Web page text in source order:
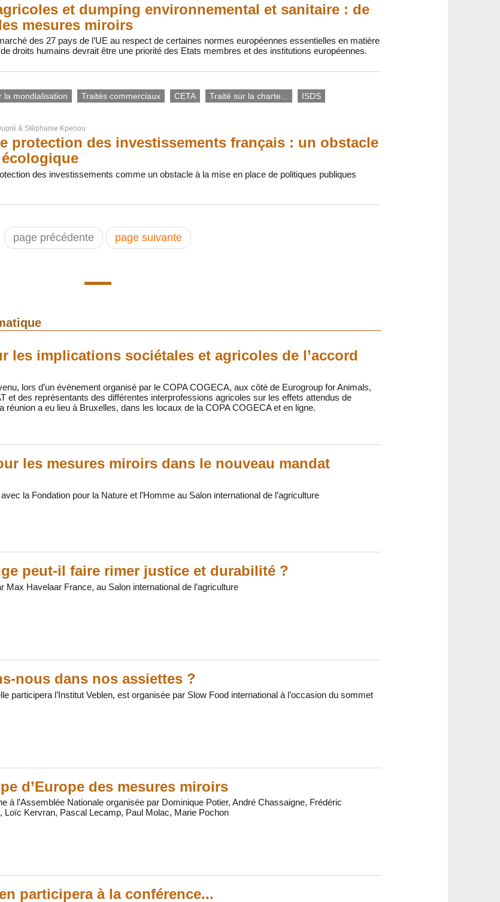
et dumping environnemental et sanitaire : de
mesures miroirs
des 27 pays de l’UE au respect de certaines normes européennes essentielles en matière
droits humains devrait être une priorité des Etats membres et des institutions européennes.
la mondialisation Traités commerciaux CETA Traité sur la charte...
ISDS
& Stéphanie Kpenou
protection des investissements français : un obstacle
des investissements comme un obstacle à la mise en place de politiques publiques
page précédente page suivante
les implications sociétales et agricoles de l’accord
lors d’un évènement organisé par le COPA COGECA, aux côté de Eurogroup for Animals,
et des représentants des différentes interprofessions agricoles sur les effets attendus de
réunion a eu lieu à Bruxelles, dans les locaux de la COPA COGECA et en ligne.
les mesures miroirs dans le nouveau mandat
la Fondation pour la Nature et l’Homme au Salon international de l’agriculture
peut-il faire rimer justice et durabilité ?
Max Havelaar France, au Salon international de l’agriculture
nous dans nos assiettes ?
participera l’Institut Veblen, est organisée par Slow Food international à l’occasion du sommet
d’Europe des mesures miroirs
à l’Assemblée Nationale organisée par Dominique Potier, André Chassaigne, Frédéric
Loïc Kervran, Pascal Lecamp, Paul Molac, Marie Pochon
participera à la conférence...